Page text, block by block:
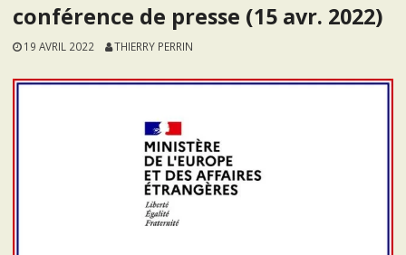
conférence de presse (15 avr. 2022)
19 AVRIL 2022 THIERRY PERRIN